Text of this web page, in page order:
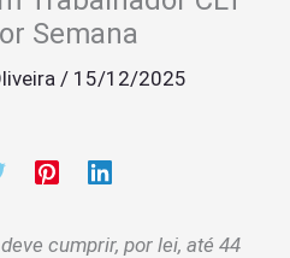
Semana
/ 15/12/2025
cumprir, por lei, até 44